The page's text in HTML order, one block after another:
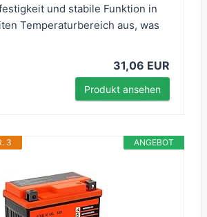
und stabile Funktion in
Temperaturbereich aus, was
31,06 EUR
Produkt ansehen
ANGEBOT
3